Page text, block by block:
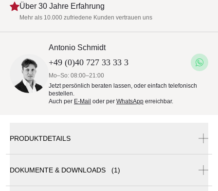
Über 30 Jahre Erfahrung
Mehr als 10.000 zufriedene Kunden vertrauen uns
Antonio Schmidt
+49 (0)40 727 33 33 3
Mo–So: 08:00–21:00
Jetzt persönlich beraten lassen, oder einfach telefonisch
bestellen.
Auch per E-Mail oder per WhatsApp erreichbar.
PRODUKTDETAILS
Gloster Salina 2-Sitzer Lounge Endmodul links
DOKUMENTE & DOWNLOADS (1)